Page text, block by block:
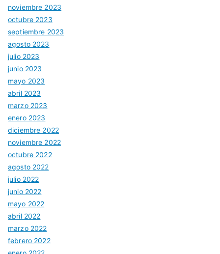
noviembre 2023
octubre 2023
septiembre 2023
agosto 2023
julio 2023
junio 2023
mayo 2023
abril 2023
marzo 2023
enero 2023
diciembre 2022
noviembre 2022
octubre 2022
agosto 2022
julio 2022
junio 2022
mayo 2022
abril 2022
marzo 2022
febrero 2022